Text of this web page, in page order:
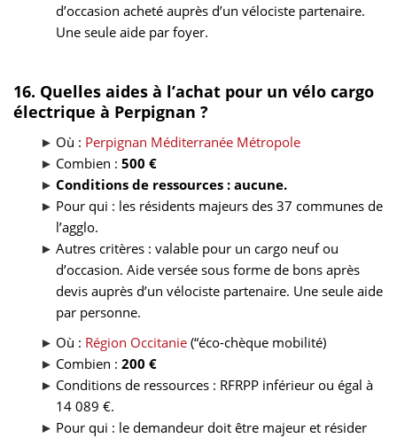
d’occasion acheté auprès d’un vélociste partenaire.
Une seule aide par foyer.
16. Quelles aides à l’achat pour un vélo cargo
électrique à Perpignan ?
Où : Perpignan Méditerranée Métropole
Combien : 500 €
Conditions de ressources : aucune.
Pour qui : les résidents majeurs des 37 communes de
l’agglo.
Autres critères : valable pour un cargo neuf ou
d’occasion. Aide versée sous forme de bons après
devis auprès d’un vélociste partenaire. Une seule aide
par personne.
Où : Région Occitanie (“éco-chèque mobilité)
Combien : 200 €
Conditions de ressources : RFRPP inférieur ou égal à
14 089 €.
Pour qui : le demandeur doit être majeur et résider